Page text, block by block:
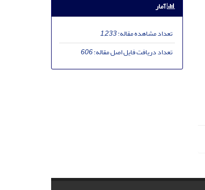
آمار
تعداد مشاهده مقاله:1,233
تعداد دریافت فایل اصل مقاله:606